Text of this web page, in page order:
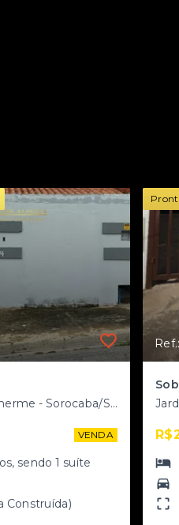
Jardim São Guilherme - Sorocaba/SP
VENDA
, sendo1 suíte
Construída)